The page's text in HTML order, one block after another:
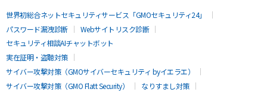
世界初総合ネットセキュリティサービス「GMOセキュリティ24」
パスワード漏洩診断
Webサイトリスク診断
セキュリティ相談AIチャットボット
実在証明・盗聴対策
サイバー攻撃対策（GMOサイバーセキュリティ byイエラエ）
サイバー攻撃対策（GMO Flatt Security）
なりすまし対策